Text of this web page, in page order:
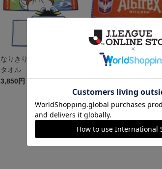
なりきりアルビくんフード
タオル
3,850円
25フェイスタオル
1,650円